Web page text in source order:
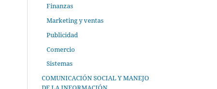
Finanzas
Marketing y ventas
Publicidad
Comercio
Sistemas
COMUNICACIÓN SOCIAL Y MANEJO